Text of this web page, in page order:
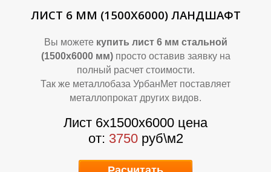
ЛИСТ 6 ММ (1500Х6000) ЛАНДШАФТ
Вы можете купить лист 6 мм стальной
(1500х6000 мм) просто оставив заявку на
полный расчет стоимости.
Так же металлобаза УрбанМет поставляет
металлопрокат других видов.
Лист 6х1500х6000 цена
от: 3750 руб\м2